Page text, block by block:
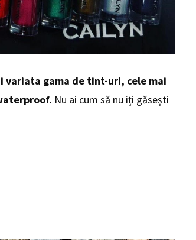
variata gama de tint-uri, cele mai
Nu ai cum să nu iți găsești